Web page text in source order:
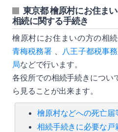
東京都 檜原村にお住ま
相続に関する手続き
檜原村にお住まいの方の相
青梅税務署、 八王子都税事
局などで行います。
各役所での相続手続きについ
ら見ることが出来ます。
檜原村などへの死亡届
相続手続きに必要な戸